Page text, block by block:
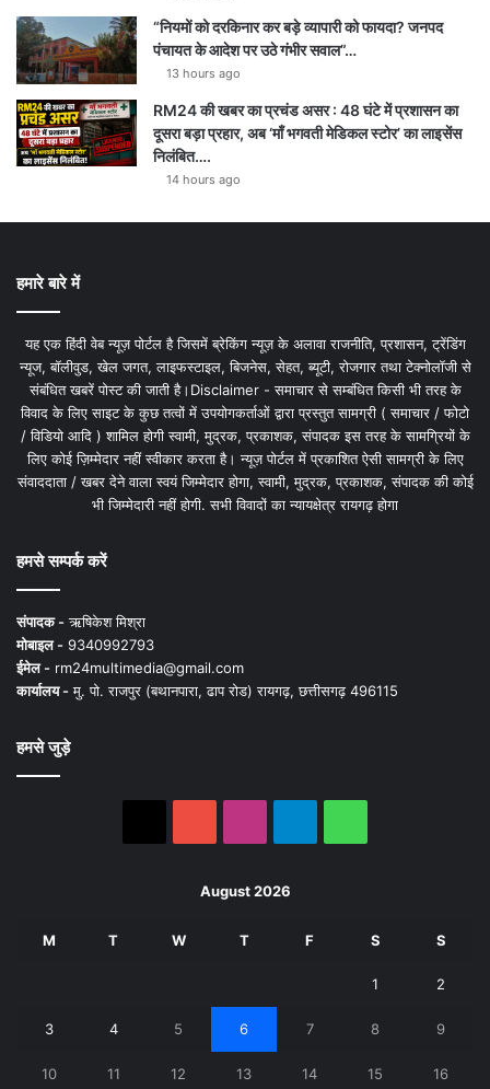
“नियमों को दरकिनार कर बड़े व्यापारी को फायदा? जनपद
पंचायत के आदेश पर उठे गंभीर सवाल”…
13 hours ago
RM24 की खबर का प्रचंड असर : 48 घंटे में प्रशासन का
दूसरा बड़ा प्रहार, अब ‘माँ भगवती मेडिकल स्टोर’ का लाइसेंस
निलंबित….
14 hours ago
हमारे बारे में
यह एक हिंदी वेब न्यूज़ पोर्टल है जिसमें ब्रेकिंग न्यूज़ के अलावा राजनीति, प्रशासन, ट्रेंडिंग
न्यूज, बॉलीवुड, खेल जगत, लाइफस्टाइल, बिजनेस, सेहत, ब्यूटी, रोजगार तथा टेक्नोलॉजी से
संबंधित खबरें पोस्ट की जाती है।Disclaimer - समाचार से सम्बंधित किसी भी तरह के
विवाद के लिए साइट के कुछ तत्वों में उपयोगकर्ताओं द्वारा प्रस्तुत सामग्री ( समाचार / फोटो
/ विडियो आदि ) शामिल होगी स्वामी, मुद्रक, प्रकाशक, संपादक इस तरह के सामग्रियों के
लिए कोई ज़िम्मेदार नहीं स्वीकार करता है। न्यूज़ पोर्टल में प्रकाशित ऐसी सामग्री के लिए
संवाददाता / खबर देने वाला स्वयं जिम्मेदार होगा, स्वामी, मुद्रक, प्रकाशक, संपादक की कोई
भी जिम्मेदारी नहीं होगी. सभी विवादों का न्यायक्षेत्र रायगढ़ होगा
हमसे सम्पर्क करें
संपादक -ऋषिकेश मिश्रा
मोबाइल - 9340992793
ईमेल - rm24multimedia@gmail.com
कार्यालय -मु. पो. राजपुर (बथानपारा, ढाप रोड) रायगढ़, छत्तीसगढ़ 496115
हमसे जुड़े
August 2026
M T W T F S S
1 2
3 4 5 6 7 8 9
10 11 12 13 14 15 16